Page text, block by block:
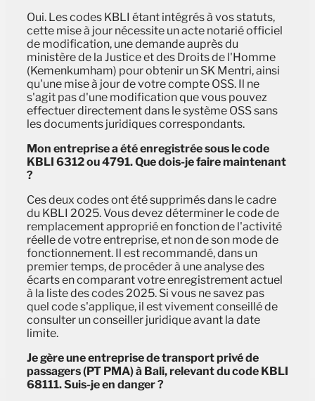
Oui. Les codes KBLI étant intégrés à vos statuts,
cette mise à jour nécessite un acte notarié officiel
de modification, une demande auprès du
ministère de la Justice et des Droits de l'Homme
(Kemenkumham) pour obtenir un SK Mentri, ainsi
qu'une mise à jour de votre compte OSS. Il ne
s'agit pas d'une modification que vous pouvez
effectuer directement dans le système OSS sans
les documents juridiques correspondants.
Mon entreprise a été enregistrée sous le code
KBLI 6312 ou 4791. Que dois-je faire maintenant
?
Ces deux codes ont été supprimés dans le cadre
du KBLI 2025. Vous devez déterminer le code de
remplacement approprié en fonction de l'activité
réelle de votre entreprise, et non de son mode de
fonctionnement. Il est recommandé, dans un
premier temps, de procéder à une analyse des
écarts en comparant votre enregistrement actuel
à la liste des codes 2025. Si vous ne savez pas
quel code s'applique, il est vivement conseillé de
consulter un conseiller juridique avant la date
limite.
Je gère une entreprise de transport privé de
passagers (PT PMA) à Bali, relevant du code KBLI
68111. Suis-je en danger ?